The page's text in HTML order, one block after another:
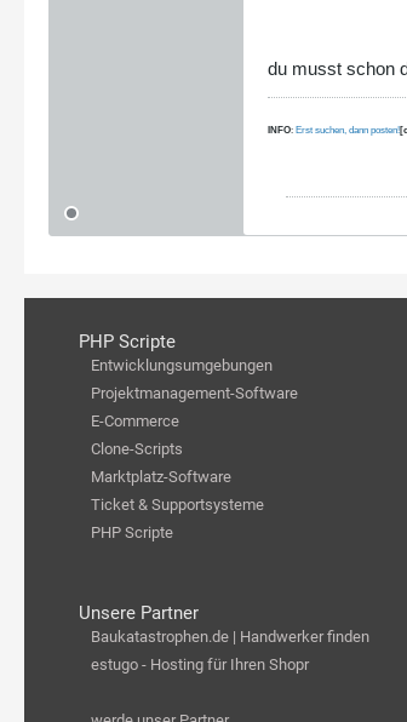
du musst schon
INFO: Erst suchen, dann posten!
PHP Scripte
Entwicklungsumgebungen
Projektmanagement-Software
E-Commerce
Clone-Scripts
Marktplatz-Software
Ticket & Supportsysteme
PHP Scripte
Unsere Partner
Baukatastrophen.de | Handwerker finden
estugo - Hosting für Ihren Shopr